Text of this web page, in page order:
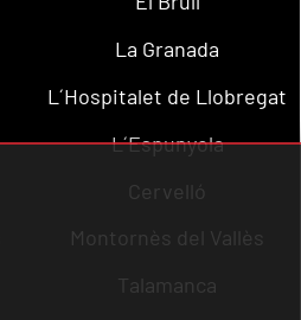
La Granada
L´Hospitalet de Llobregat
L´Espunyola
Cervelló
Montornès del Vallès
Talamanca